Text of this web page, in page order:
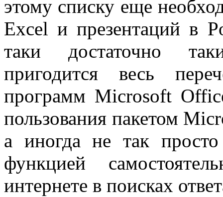
этому списку еще
Excel и презентаций в
таки достаточно
пригодится весь
программ Microsoft
пользования пакетом
а иногда не так
функцией
интернете в поисках